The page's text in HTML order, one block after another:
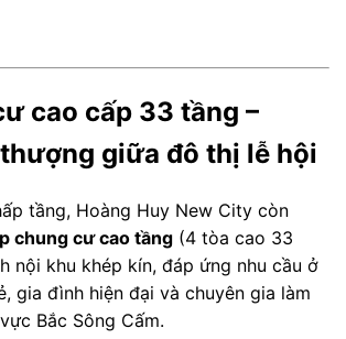
cao cấp 33 tầng –
giữa đô thị lễ hội
tầng, Hoàng Huy New City còn
chung cư cao tầng (4 tòa cao 33
nội khu khép kín, đáp ứng nhu cầu ở
gia đình hiện đại và chuyên gia làm
Bắc Sông Cấm.